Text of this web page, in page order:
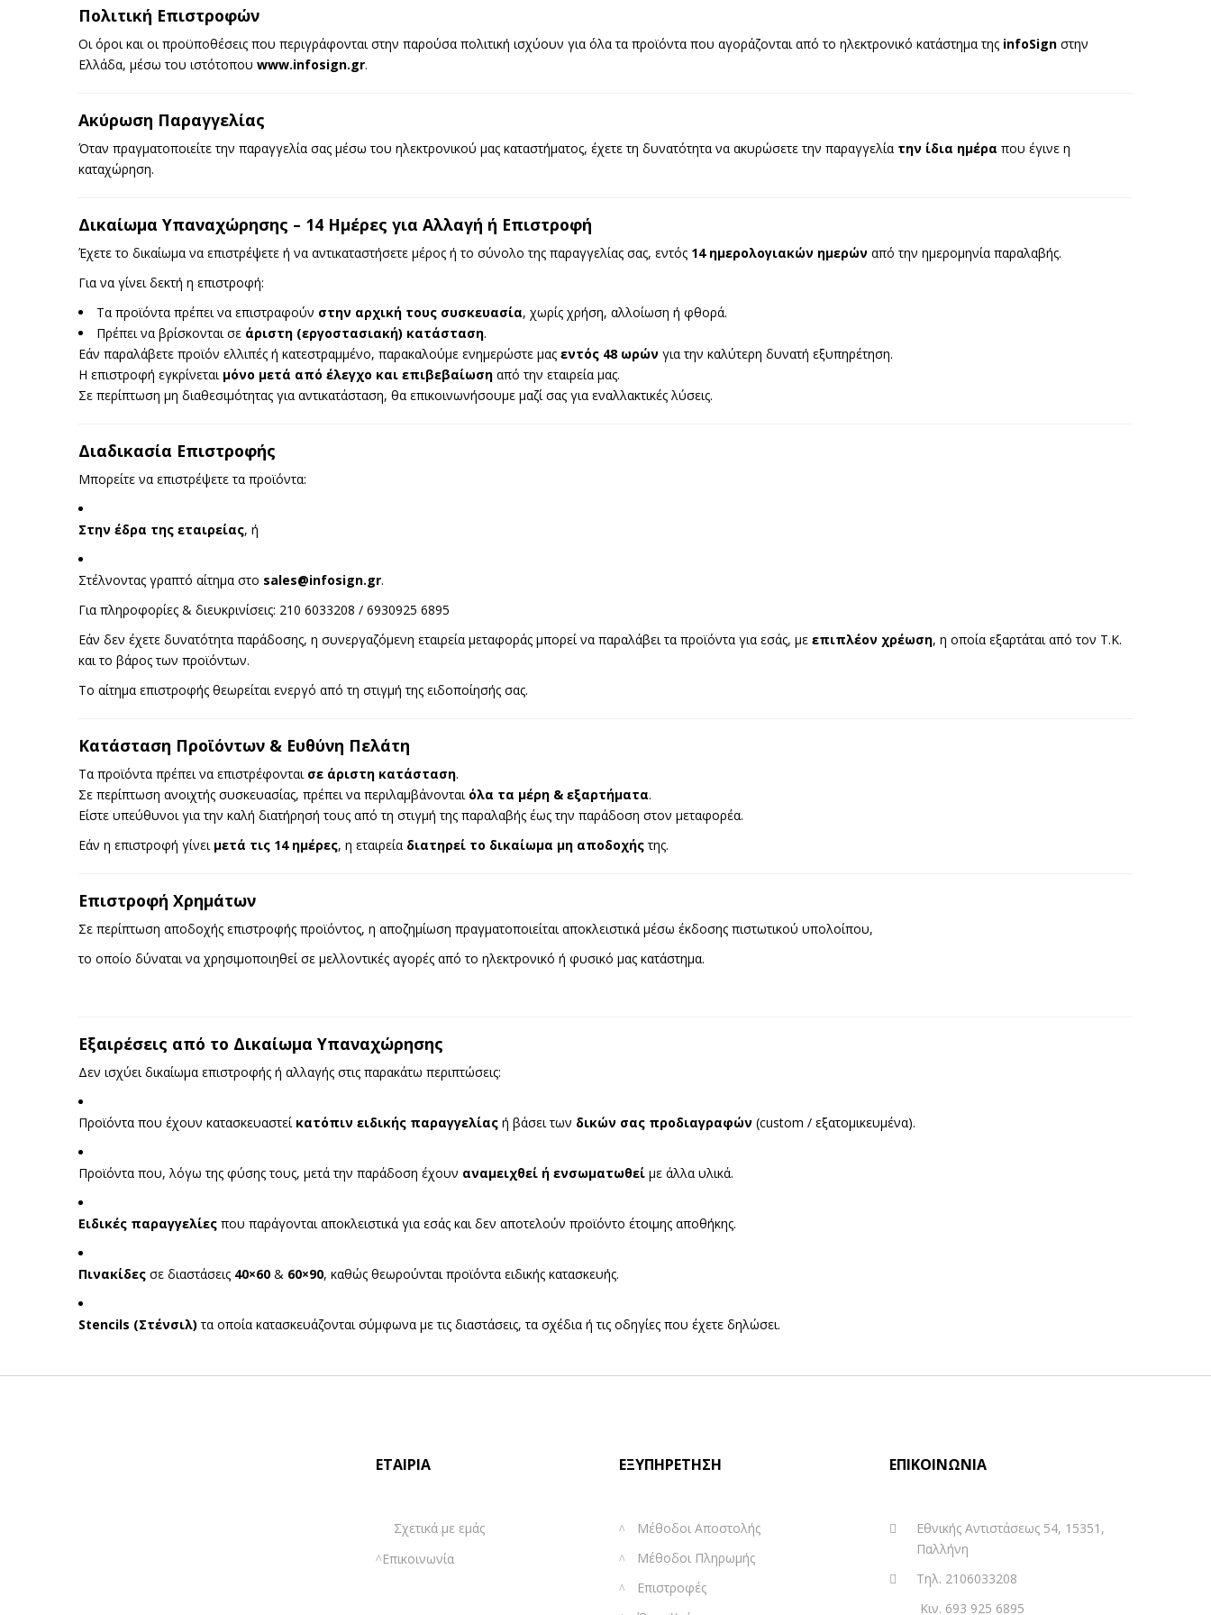
Πολιτική Επιστροφών
Οι όροι και οι προϋποθέσεις που περιγράφονται στην παρούσα πολιτική ισχύουν για όλα τα προϊόντα που αγοράζονται από το ηλεκτρονικό κατάστημα της infoSign στην
Ελλάδα, μέσω του ιστότοπου www.infosign.gr.
Ακύρωση Παραγγελίας
Όταν πραγματοποιείτε την παραγγελία σας μέσω του ηλεκτρονικού μας καταστήματος, έχετε τη δυνατότητα να ακυρώσετε την παραγγελία την ίδια ημέρα που έγινε η
καταχώρηση.
Δικαίωμα Υπαναχώρησης – 14 Ημέρες για Αλλαγή ή Επιστροφή
Έχετε το δικαίωμα να επιστρέψετε ή να αντικαταστήσετε μέρος ή το σύνολο της παραγγελίας σας, εντός 14 ημερολογιακών ημερών από την ημερομηνία παραλαβής.
Για να γίνει δεκτή η επιστροφή:
Τα προϊόντα πρέπει να επιστραφούν στην αρχική τους συσκευασία, χωρίς χρήση, αλλοίωση ή φθορά.
Πρέπει να βρίσκονται σε άριστη (εργοστασιακή) κατάσταση.
Εάν παραλάβετε προϊόν ελλιπές ή κατεστραμμένο, παρακαλούμε ενημερώστε μας εντός 48 ωρών για την καλύτερη δυνατή εξυπηρέτηση.
Η επιστροφή εγκρίνεται μόνο μετά από έλεγχο και επιβεβαίωση από την εταιρεία μας.
Σε περίπτωση μη διαθεσιμότητας για αντικατάσταση, θα επικοινωνήσουμε μαζί σας για εναλλακτικές λύσεις.
Διαδικασία Επιστροφής
Μπορείτε να επιστρέψετε τα προϊόντα:
Στην έδρα της εταιρείας, ή
Στέλνοντας γραπτό αίτημα στο sales@infosign.gr.
Για πληροφορίες & διευκρινίσεις: 210 6033208 / 6930925 6895
Εάν δεν έχετε δυνατότητα παράδοσης, η συνεργαζόμενη εταιρεία μεταφοράς μπορεί να παραλάβει τα προϊόντα για εσάς, με επιπλέον χρέωση, η οποία εξαρτάται από τον Τ.Κ.
και το βάρος των προϊόντων.
Το αίτημα επιστροφής θεωρείται ενεργό από τη στιγμή της ειδοποίησής σας.
Κατάσταση Προϊόντων & Ευθύνη Πελάτη
Τα προϊόντα πρέπει να επιστρέφονται σε άριστη κατάσταση.
Σε περίπτωση ανοιχτής συσκευασίας, πρέπει να περιλαμβάνονται όλα τα μέρη & εξαρτήματα.
Είστε υπεύθυνοι για την καλή διατήρησή τους από τη στιγμή της παραλαβής έως την παράδοση στον μεταφορέα.
Εάν η επιστροφή γίνει μετά τις 14 ημέρες, η εταιρεία διατηρεί το δικαίωμα μη αποδοχήςτης.
Επιστροφή Χρημάτων
Σε περίπτωση αποδοχής επιστροφής προϊόντος, η αποζημίωση πραγματοποιείται αποκλειστικά μέσω έκδοσης πιστωτικού υπολοίπου,
το οποίο δύναται να χρησιμοποιηθεί σε μελλοντικές αγορές από το ηλεκτρονικό ή φυσικό μας κατάστημα.
Εξαιρέσεις από το Δικαίωμα Υπαναχώρησης
Δεν ισχύει δικαίωμα επιστροφής ή αλλαγής στις παρακάτω περιπτώσεις:
Προϊόντα που έχουν κατασκευαστεί κατόπιν ειδικής παραγγελίας ή βάσει των δικών σας προδιαγραφών (custom / εξατομικευμένα).
Προϊόντα που, λόγω της φύσης τους, μετά την παράδοση έχουν αναμειχθεί ή ενσωματωθεί με άλλα υλικά.
Ειδικές παραγγελίες που παράγονται αποκλειστικά για εσάς και δεν αποτελούν προϊόντo έτοιμης αποθήκης.
Πινακίδες σε διαστάσεις 40×60 & 60×90, καθώς θεωρούνται προϊόντα ειδικής κατασκευής.
Stencils (Στένσιλ) τα οποία κατασκευάζονται σύμφωνα με τις διαστάσεις, τα σχέδια ή τις οδηγίες που έχετε δηλώσει.
ΕΤΑΙΡΊΑ
Σχετικά με εμάς
Επικοινωνία
ΕΞΥΠΗΡΈΤΗΣΗ
Μέθοδοι Αποστολής
Μέθοδοι Πληρωμής
Επιστροφές
ΕΠΙΚΟΙΝΩΝΊΑ
Εθνικής Αντιστάσεως 54, 15351,
Παλλήνη
Τηλ. 2106033208
Κιν. 693 925 6895